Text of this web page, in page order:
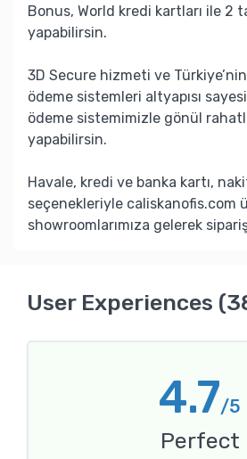
Bonus, World kredi kartları ile 2
yapabilirsin.
3D Secure hizmeti ve
ödeme sistemleri altyapısı
ödeme sistemimizle gönül
yapabilirsin.
Havale, kredi ve banka kartı,
seçenekleriyle caliskanofis.com
showroomlarımıza gelerek
User Experiences
4.7/5
Perfect